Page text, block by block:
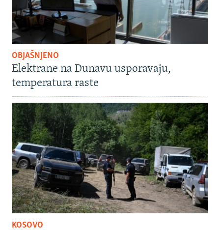
OBJAŠNJENO
Elektrane na Dunavu usporavaju,
temperatura raste
KOSOVO